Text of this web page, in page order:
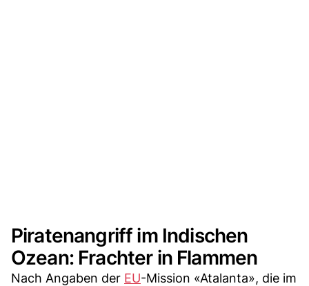
Piratenangriff im Indischen
Ozean: Frachter in Flammen
Nach Angaben der EU-Mission «Atalanta», die im